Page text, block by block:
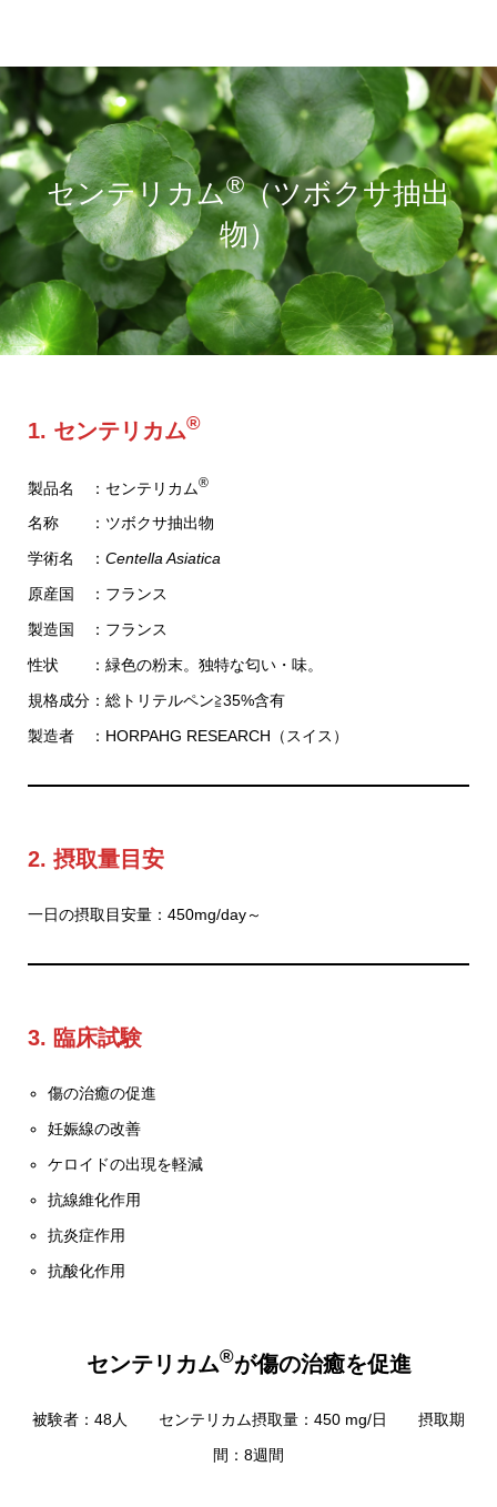
センテリカム®（ツボクサ抽出
物）
1. センテリカム®
製品名 ：センテリカム®
名称 ：ツボクサ抽出物
学術名 ： Centella Asiatica
原産国 ：フランス
製造国 ：フランス
性状 ：緑色の粉末。独特な匂い・味。
規格成分：総トリテルペン≧35%含有
製造者 ：HORPAHG RESEARCH（スイス）
2. 摂取量目安
一日の摂取目安量：450mg/day～
3. 臨床試験
傷の治癒の促進
妊娠線の改善
ケロイドの出現を軽減
抗線維化作用
抗炎症作用
抗酸化作用
センテリカム®が傷の治癒を促進
被験者：48人 センテリカム摂取量：450 mg/日 摂取期
間：8週間